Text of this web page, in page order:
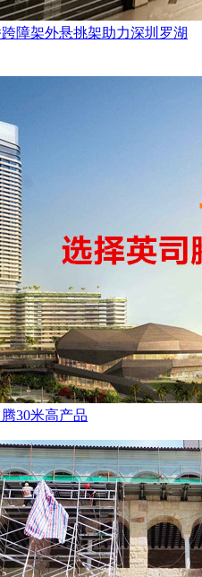
障架外悬挑架助力深圳罗湖
30米高产品